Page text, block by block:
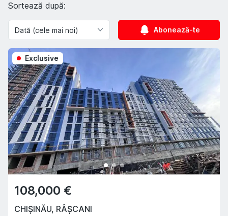
Sortează după:
Abonează-te
Exclusive
108,000 €
CHIȘINĂU, RÂȘCANI